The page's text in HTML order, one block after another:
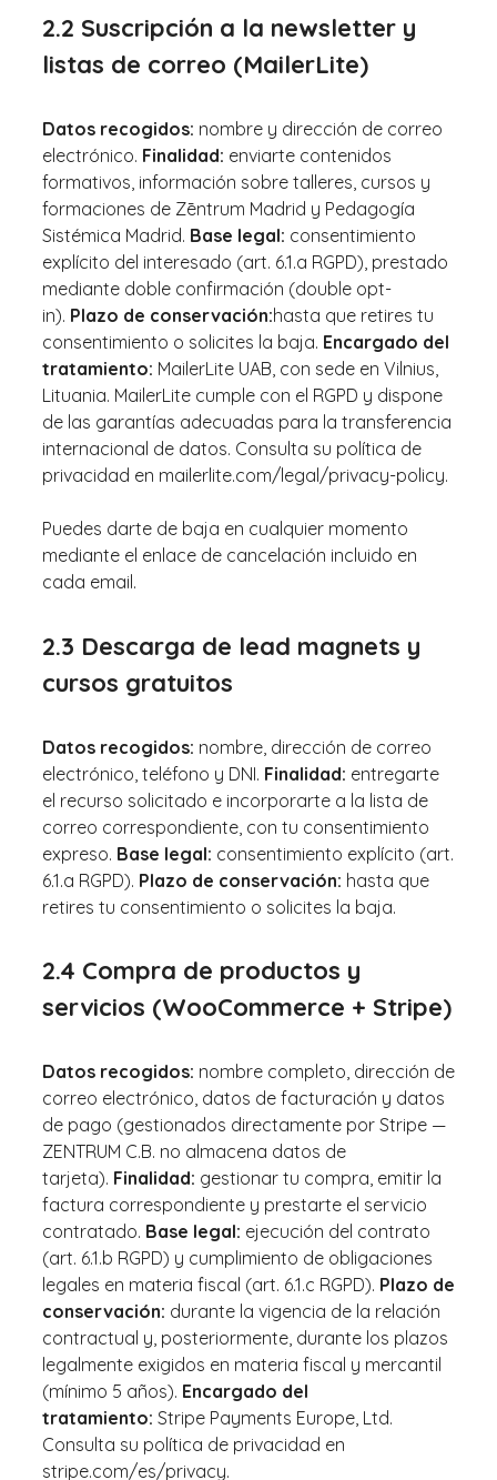
2.2 Suscripción a la newsletter y
listas de correo (MailerLite)
Datos recogidos: nombre y dirección de correo
electrónico. Finalidad: enviarte contenidos
formativos, información sobre talleres, cursos y
formaciones de Zēntrum Madrid y Pedagogía
Sistémica Madrid. Base legal: consentimiento
explícito del interesado (art. 6.1.a RGPD), prestado
mediante doble confirmación (double opt-
in). Plazo de conservación:hasta que retires tu
consentimiento o solicites la baja. Encargado del
tratamiento: MailerLite UAB, con sede en Vilnius,
Lituania. MailerLite cumple con el RGPD y dispone
de las garantías adecuadas para la transferencia
internacional de datos. Consulta su política de
privacidad en mailerlite.com/legal/privacy-policy.
Puedes darte de baja en cualquier momento
mediante el enlace de cancelación incluido en
cada email.
2.3 Descarga de lead magnets y
cursos gratuitos
Datos recogidos: nombre, dirección de correo
electrónico, teléfono y DNI. Finalidad: entregarte
el recurso solicitado e incorporarte a la lista de
correo correspondiente, con tu consentimiento
expreso. Base legal: consentimiento explícito (art.
6.1.a RGPD). Plazo de conservación: hasta que
retires tu consentimiento o solicites la baja.
2.4 Compra de productos y
servicios (WooCommerce + Stripe)
Datos recogidos: nombre completo, dirección de
correo electrónico, datos de facturación y datos
de pago (gestionados directamente por Stripe —
ZENTRUM C.B. no almacena datos de
tarjeta). Finalidad: gestionar tu compra, emitir la
factura correspondiente y prestarte el servicio
contratado. Base legal: ejecución del contrato
(art. 6.1.b RGPD) y cumplimiento de obligaciones
legales en materia fiscal (art. 6.1.c RGPD). Plazo de
conservación: durante la vigencia de la relación
contractual y, posteriormente, durante los plazos
legalmente exigidos en materia fiscal y mercantil
(mínimo 5 años). Encargado del
tratamiento: Stripe Payments Europe, Ltd.
Consulta su política de privacidad en
stripe.com/es/privacy.